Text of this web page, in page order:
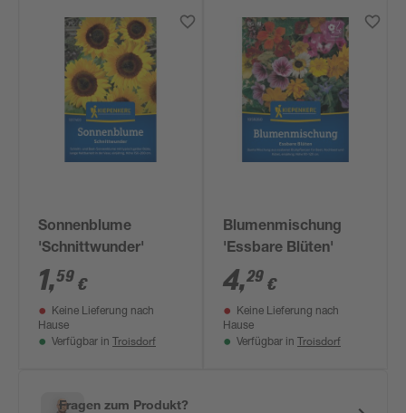
Sonnenblume
'Schnittwunder'
1,59 €
Keine Lieferung nach
Hause
Verfügbar in Troisdorf
Blumenmischung
'Essbare Blüten'
4,29 €
Keine Lieferung nach
Hause
Verfügbar in Troisdorf
Fragen zum Produkt?